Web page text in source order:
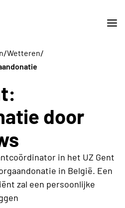
/Wetteren/
door
in het UZ Gent
in België. Een
zal een persoonlijke